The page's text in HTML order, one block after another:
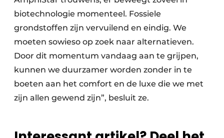
biotechnologie momenteel. Fossiele
grondstoffen zijn vervuilend en eindig. We
moeten sowieso op zoek naar alternatieven.
Door dit momentum vandaag aan te grijpen,
kunnen we duurzamer worden zonder in te
boeten aan het comfort en de luxe die we met
zijn allen gewend zijn”, besluit ze.